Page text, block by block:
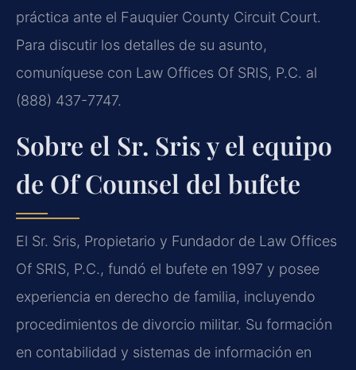
práctica ante el Fauquier County Circuit Court.
Para discutir los detalles de su asunto,
comuníquese con Law Offices Of SRIS, P.C. al
(888) 437-7747.
Sobre el Sr. Sris y el equipo
de Of Counsel del bufete
El Sr. Sris, Propietario y Fundador de Law Offices
Of SRIS, P.C., fundó el bufete en 1997 y posee
experiencia en derecho de familia, incluyendo
procedimientos de divorcio militar. Su formación
en contabilidad y sistemas de información en